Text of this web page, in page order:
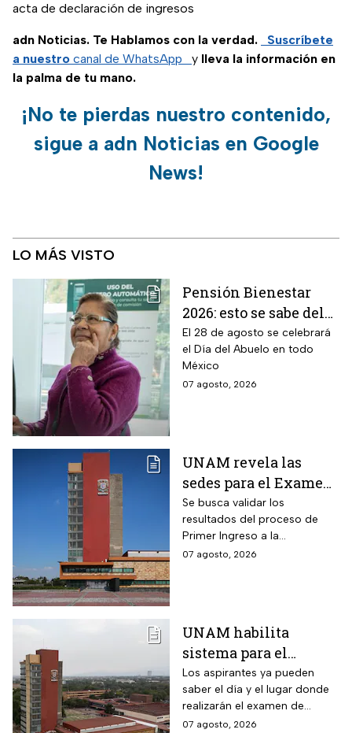
acta de declaración de ingresos
adn Noticias. Te Hablamos con la verdad.
Suscríbete
a nuestro canal de WhatsApp y lleva la información en
la palma de tu mano.
¡No te pierdas nuestro contenido,
sigue a adn Noticias en Google
News!
LO MÁS VISTO
Pensión Bienestar
2026: esto se sabe del
pago por el Día del
Abuelo en agosto
El 28 de agosto se celebrará
el Día del Abuelo en todo
México
07 agosto, 2026
UNAM revela las
sedes para el Examen
de control 2026;
consulta dónde será
Se busca validar los
resultados del proceso de
Primer Ingreso a la
Licenciatura luego de
07 agosto, 2026
UNAM habilita
sistema para el
examen de control: así
puedes consultar
fecha, hora y sede
Los aspirantes ya pueden
saber el día y el lugar donde
realizarán el examen de
control de forma presencial
07 agosto, 2026